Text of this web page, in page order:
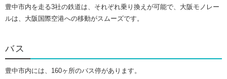
豊中市内を走る3社の鉄道は、それぞれ乗り換えが可能で、大阪モノレー
ルは、大阪国際空港への移動がスムーズです。
バス
豊中市内には、160ヶ所のバス停があります。